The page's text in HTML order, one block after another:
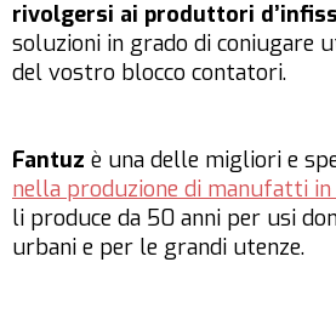
rivolgersi ai produttori
soluzioni in grado di coniugare
del vostro blocco contatori.
Fantuz è una delle migliori e
nella produzione di manufatti in
li produce da 50 anni per usi
urbani e per le grandi utenze.